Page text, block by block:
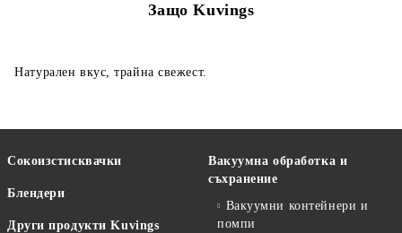
Защо Kuvings
Натурален вкус, трайна свежест.
Сокоизстисквачки
Блендери
Други продукти Kuvings
Вакуумна обработка и
съхранение
Вакуумни контейнери и
помпи